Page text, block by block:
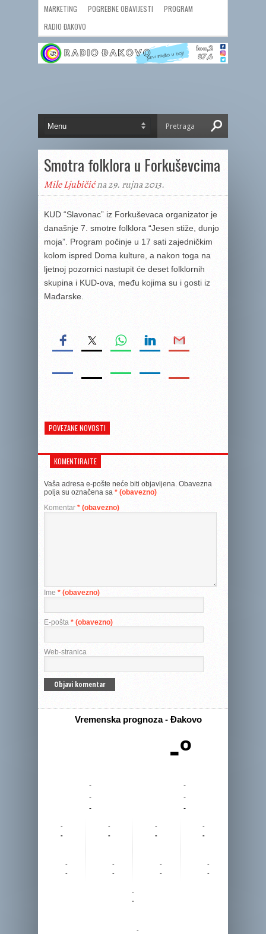
MARKETING POGREBNE OBAVIJESTI
PROGRAM
RADIO ĐAKOVO
Smotra folklora u Forkuševcima
Mile Ljubičićna 29. rujna 2013.
KUD “Slavonac” iz Forkuševaca organizator je
današnje 7. smotre folklora “Jesen stiže, dunjo
moja”. Program počinje u 17 sati zajedničkim
kolom ispred Doma kulture, a nakon toga na
ljetnoj pozornici nastupit će deset folklornih
skupina i KUD-ova, među kojima su i gosti iz
Mađarske.
POVEZANE NOVOSTI
KOMENTIRAJTE
Vaša adresa e-pošte neće biti objavljena. Obavezna
polja su označena sa * (obavezno)
Komentar * (obavezno)
Ime * (obavezno)
E-pošta * (obavezno)
Web-stranica
Vremenska prognoza - Đakovo
-º
-
-
-
-
-
-
-
-
-
-
-
-
-
-
-
-
-
-
-
-
-
-
-
-
-